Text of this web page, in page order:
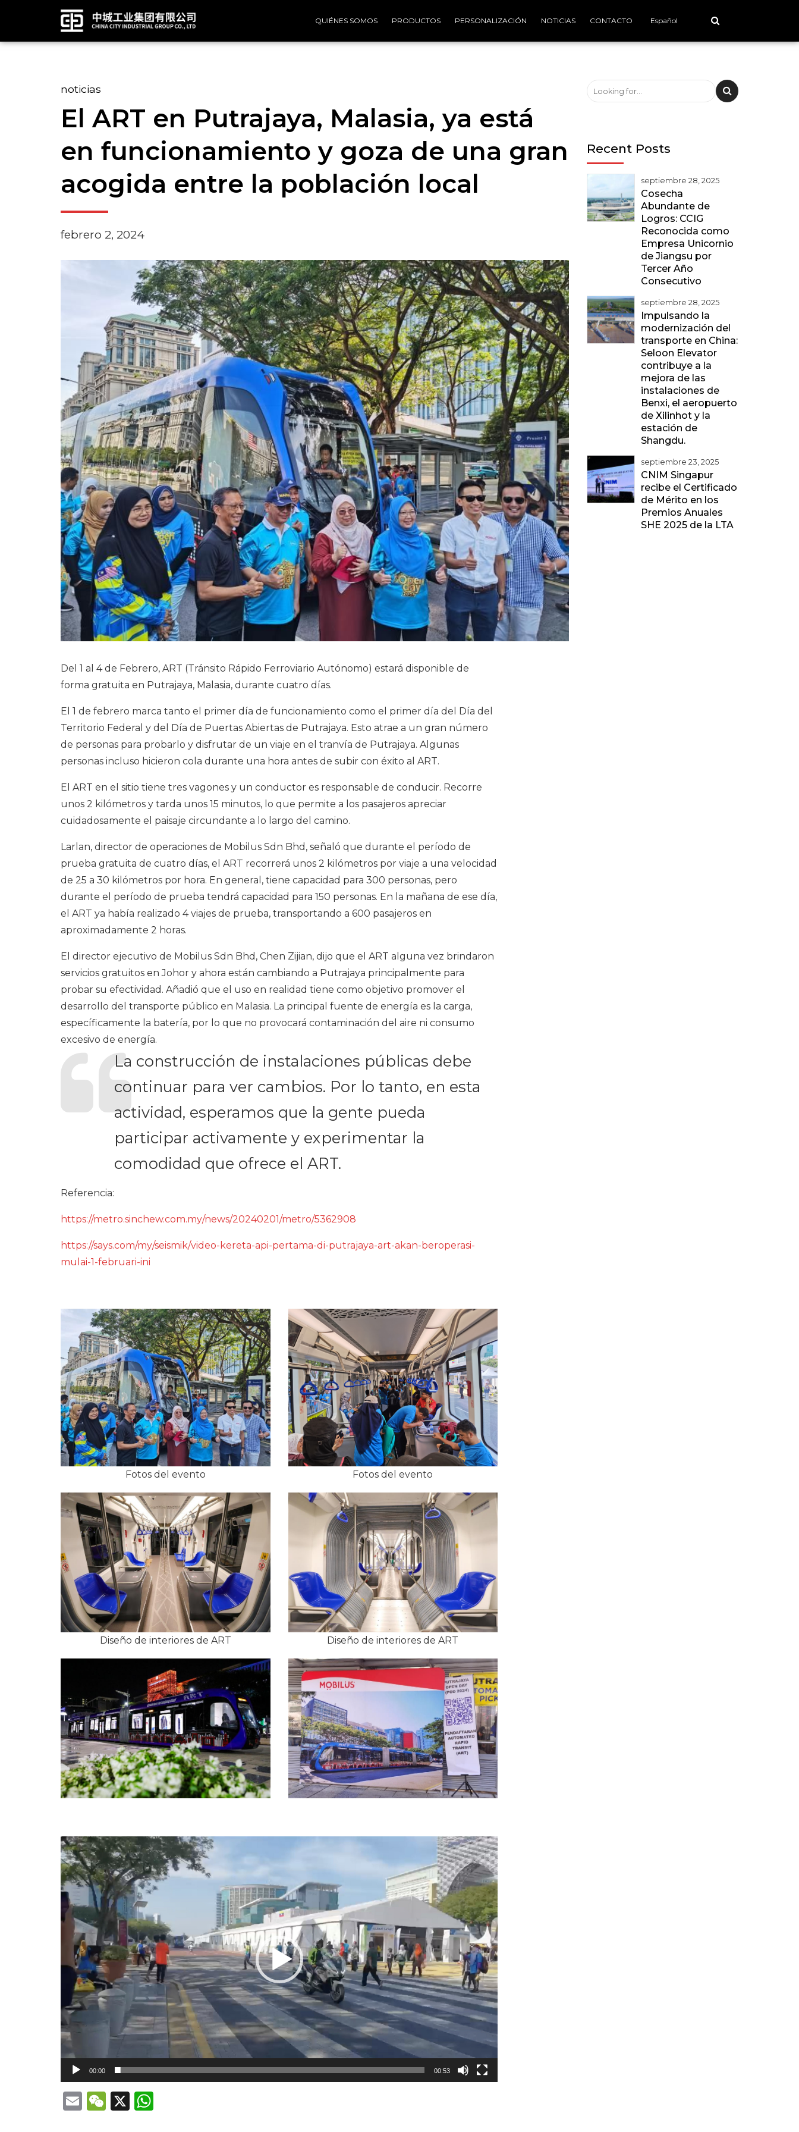
QUIÉNES SOMOS PRODUCTOS PERSONALIZACIÓN NOTICIAS CONTACTO Español
noticias
El ART en Putrajaya, Malasia, ya está
en funcionamiento y goza de una gran
acogida entre la población local
febrero 2, 2024
Del 1 al 4 de Febrero, ART (Tránsito Rápido Ferroviario Autónomo) estará disponible de
forma gratuita en Putrajaya, Malasia, durante cuatro días.
El 1 de febrero marca tanto el primer día de funcionamiento como el primer día del Día del
Territorio Federal y del Día de Puertas Abiertas de Putrajaya. Esto atrae a un gran número
de personas para probarlo y disfrutar de un viaje en el tranvía de Putrajaya. Algunas
personas incluso hicieron cola durante una hora antes de subir con éxito al ART.
El ART en el sitio tiene tres vagones y un conductor es responsable de conducir. Recorre
unos 2 kilómetros y tarda unos 15 minutos, lo que permite a los pasajeros apreciar
cuidadosamente el paisaje circundante a lo largo del camino.
Larlan, director de operaciones de Mobilus Sdn Bhd, señaló que durante el período de
prueba gratuita de cuatro días, el ART recorrerá unos 2 kilómetros por viaje a una velocidad
de 25 a 30 kilómetros por hora. En general, tiene capacidad para 300 personas, pero
durante el período de prueba tendrá capacidad para 150 personas. En la mañana de ese día,
el ART ya había realizado 4 viajes de prueba, transportando a 600 pasajeros en
aproximadamente 2 horas.
El director ejecutivo de Mobilus Sdn Bhd, Chen Zijian, dijo que el ART alguna vez brindaron
servicios gratuitos en Johor y ahora están cambiando a Putrajaya principalmente para
probar su efectividad. Añadió que el uso en realidad tiene como objetivo promover el
desarrollo del transporte público en Malasia. La principal fuente de energía es la carga,
específicamente la batería, por lo que no provocará contaminación del aire ni consumo
excesivo de energía.
La construcción de instalaciones públicas debe
continuar para ver cambios. Por lo tanto, en esta
actividad, esperamos que la gente pueda
participar activamente y experimentar la
comodidad que ofrece el ART.
Referencia:
https://metro.sinchew.com.my/news/20240201/metro/5362908
https://says.com/my/seismik/video-kereta-api-pertama-di-putrajaya-art-akan-beroperasi-
mulai-1-februari-ini
Fotos del evento Fotos del evento
Diseño de interiores de ART Diseño de interiores de ART
Reproductor
de
vídeo
00:00 00:53
EmailWeChat
X
Recent Posts
septiembre 28, 2025
Cosecha
Abundante de
Logros: CCIG
Reconocida como
Empresa Unicornio
de Jiangsu por
Tercer Año
Consecutivo
septiembre 28, 2025
Impulsando la
modernización del
transporte en China:
Seloon Elevator
contribuye a la
mejora de las
instalaciones de
Benxi, el aeropuerto
de Xilinhot y la
estación de
Shangdu.
septiembre 23, 2025
CNIM Singapur
recibe el Certificado
de Mérito en los
Premios Anuales
SHE 2025 de la LTA